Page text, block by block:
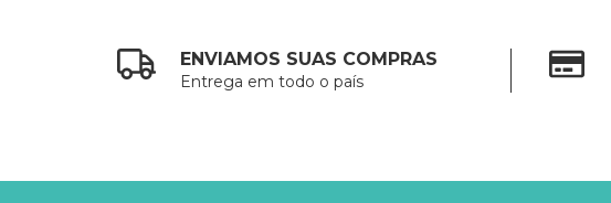
ENVIAMOS SUAS COMPRAS
Entrega em todo o país